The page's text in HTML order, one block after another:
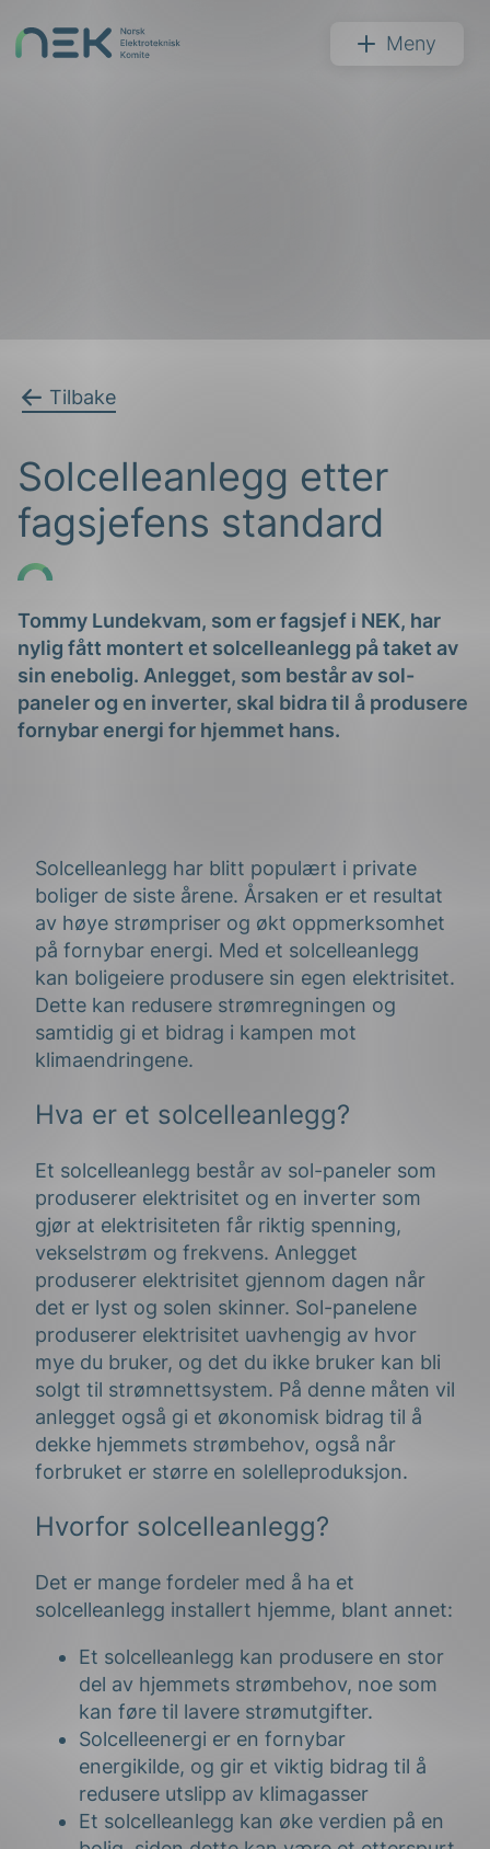
NEK Meny
Tilbake
Solcelleanlegg etter
fagsjefens standard
Tommy Lundekvam, som er fagsjef i NEK, har
nylig fått montert et solcelleanlegg på taket av
sin enebolig. Anlegget, som består av sol-
paneler og en inverter, skal bidra til å produsere
fornybar energi for hjemmet hans.
Solcelleanlegg har blitt populært i private
boliger de siste årene. Årsaken er et resultat
av høye strømpriser og økt oppmerksomhet
på fornybar energi. Med et solcelleanlegg
kan boligeiere produsere sin egen elektrisitet.
Dette kan redusere strømregningen og
samtidig gi et bidrag i kampen mot
klimaendringene.
Hva er et solcelleanlegg?
Et solcelleanlegg består av sol-paneler som
produserer elektrisitet og en inverter som
gjør at elektrisiteten får riktig spenning,
vekselstrøm og frekvens. Anlegget
produserer elektrisitet gjennom dagen når
det er lyst og solen skinner. Sol-panelene
produserer elektrisitet uavhengig av hvor
mye du bruker, og det du ikke bruker kan bli
solgt til strømnettsystem. På denne måten vil
anlegget også gi et økonomisk bidrag til å
dekke hjemmets strømbehov, også når
forbruket er større en solelleproduksjon.
Hvorfor solcelleanlegg?
Det er mange fordeler med å ha et
solcelleanlegg installert hjemme, blant annet:
Et solcelleanlegg kan produsere en stor
del av hjemmets strømbehov, noe som
kan føre til lavere strømutgifter.
Solcelleenergi er en fornybar
energikilde, og gir et viktig bidrag til å
redusere utslipp av klimagasser
Et solcelleanlegg kan øke verdien på en